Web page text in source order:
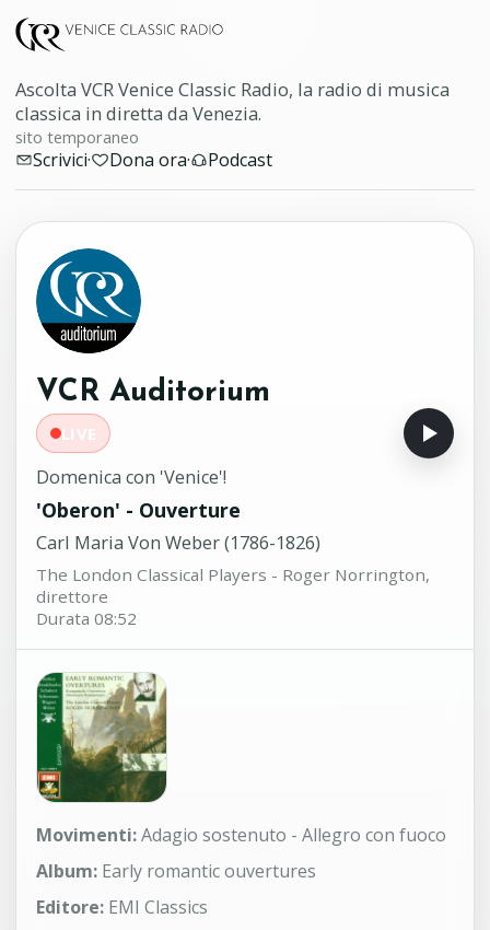
Ascolta VCR Venice Classic Radio, la radio di musica
classica in diretta da Venezia.
sito temporaneo
Scrivici· Dona ora· Podcast
VCR Auditorium
LIVE
Domenica con 'Venice'!
'Oberon' - Ouverture
Carl Maria Von Weber (1786-1826)
The London Classical Players - Roger Norrington,
direttore
Durata 08:52
Movimenti:Adagio sostenuto - Allegro con fuoco
Album: Early romantic ouvertures
Editore: EMI Classics